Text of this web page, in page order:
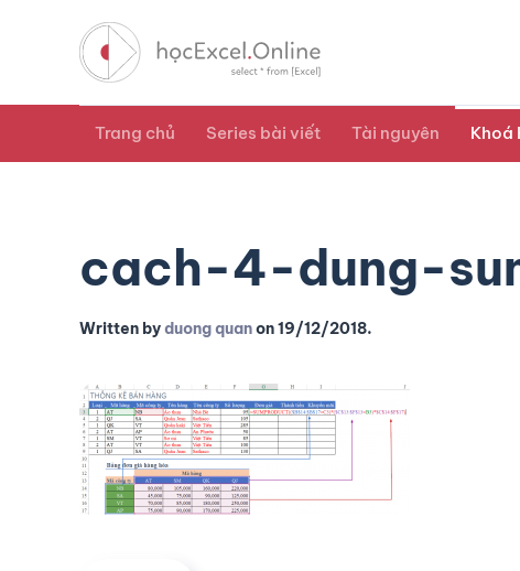
Trang chủ Series bài viết Tài nguyên Khoá
cach-4-dung-
Written byduong quanon19/12/2018.